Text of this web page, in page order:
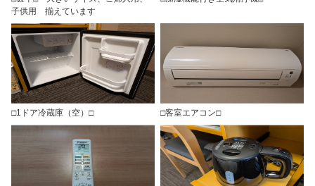
子供用 揃えています
□1ドア冷蔵庫（空）□ □客室エアコン□